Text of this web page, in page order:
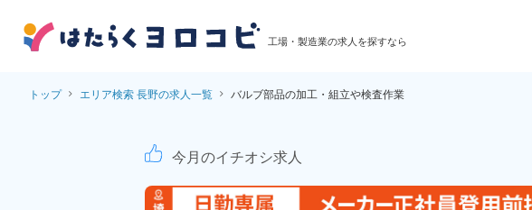
工場・製造業の求人を探すなら
トップ エリア検索 長野の求人一覧 バルブ部品の加工・組立や検査作業
バルブ部品の加工・組立や
今月のイチオシ求人